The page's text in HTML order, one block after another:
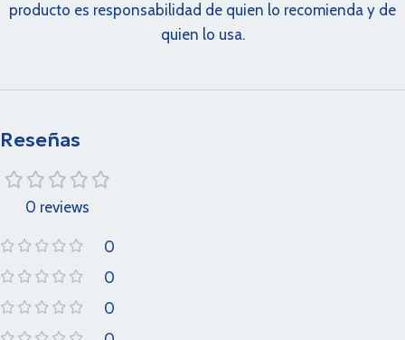
producto es responsabilidad de quien lo recomienda y de
quien lo usa.
Reseñas
0 reviews
0
0
0